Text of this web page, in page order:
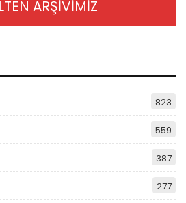
ARŞİVİMİZ
823
559
387
277